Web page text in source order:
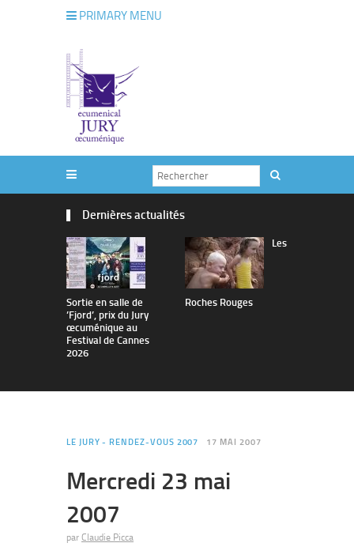
PRIMARY MENU
Dernières actualités
Sortie en salle de
’Fjord’, prix du Jury
œcuménique au
Festival de Cannes
2026
Les
Roches Rouges
LE JURY - RENDEZ-VOUS 2007 17 MAI 2007
Mercredi 23 mai
2007
par Claudie Picca